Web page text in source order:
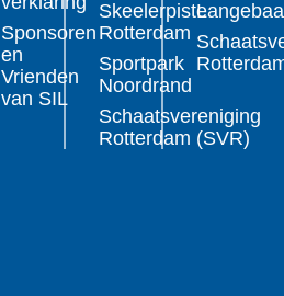
Skeelerpiste
Rotterdam
Sportpark
Noordrand
Schaatsvereniging
Rotterdam (SVR)
Sponsoren
en
Vrienden
van SIL